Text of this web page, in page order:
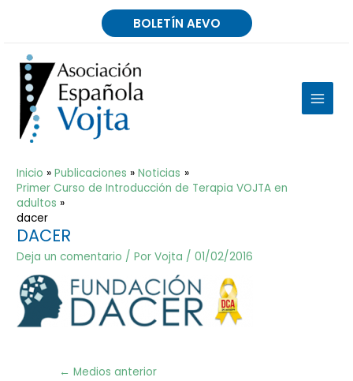
BOLETÍN AEVO
MAIN
Inicio Publicaciones
Noticias
Primer Curso de Introducción de Terapia VOJTA en
adultos
dacer
DACER
Deja un comentario / PorVojta /01/02/2016
Navegación
← Medios anterior